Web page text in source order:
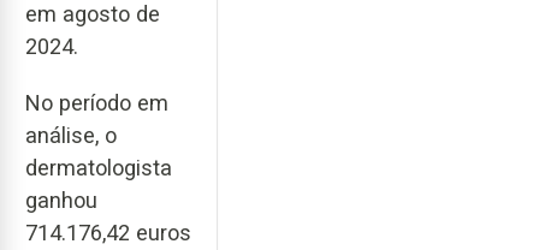
em agosto de
2024.
No período em
análise, o
dermatologista
ganhou
714.176,42 euros